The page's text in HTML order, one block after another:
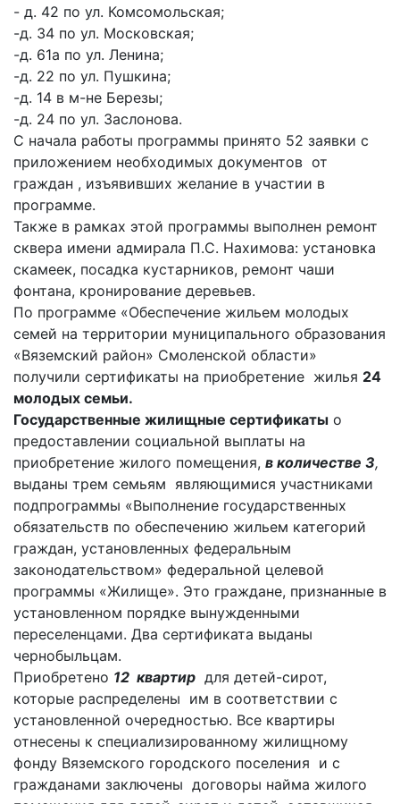
- д. 42 по ул. Комсомольская;
-д. 34 по ул. Московская;
-д. 61а по ул. Ленина;
-д. 22 по ул. Пушкина;
-д. 14 в м-не Березы;
-д. 24 по ул. Заслонова.
С начала работы программы принято 52 заявки с
приложением необходимых документов от
граждан , изъявивших желание в участии в
программе.
Также в рамках этой программы выполнен ремонт
сквера имени адмирала П.С. Нахимова: установка
скамеек, посадка кустарников, ремонт чаши
фонтана, кронирование деревьев.
По программе «Обеспечение жильем молодых
семей на территории муниципального образования
«Вяземский район» Смоленской области»
получили сертификаты на приобретение жилья 24
молодых семьи.
Государственные жилищные сертификаты о
предоставлении социальной выплаты на
приобретение жилого помещения, в количестве 3,
выданы трем семьям являющимися участниками
подпрограммы «Выполнение государственных
обязательств по обеспечению жильем категорий
граждан, установленных федеральным
законодательством» федеральной целевой
программы «Жилище». Это граждане, признанные в
установленном порядке вынужденными
переселенцами. Два сертификата выданы
чернобыльцам.
Приобретено 12 квартир для детей-сирот,
которые распределены им в соответствии с
установленной очередностью. Все квартиры
отнесены к специализированному жилищному
фонду Вяземского городского поселения и с
гражданами заключены договоры найма жилого